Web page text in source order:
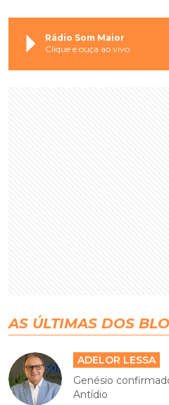
Rádio Som Maior
Clique e ouça ao vivo
AS ÚLTIMAS DOS
ADELOR LESSA
Genésio
Antídio